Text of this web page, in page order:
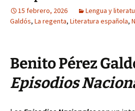
15 febrero, 2026 Lengua y
Galdós, La regenta, Literatura española,
Benito Pérez
Episodios